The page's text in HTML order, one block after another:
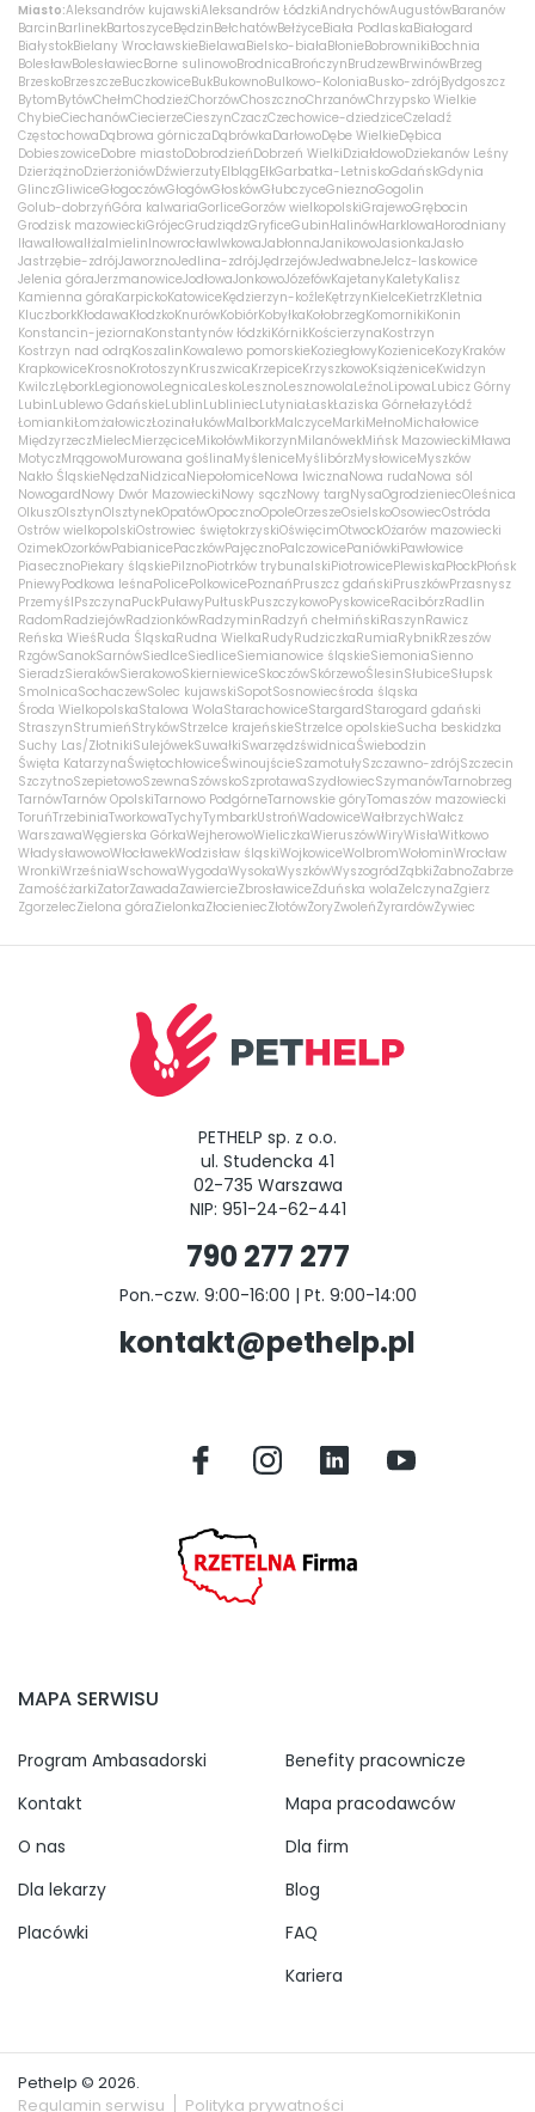
Miasto:Aleksandrów kujawskiAleksandrów ŁódzkiAndrychówAugustówBaranów
BarcinBarlinekBartoszyceBędzinBełchatówBełżyceBiała PodlaskaBiałogard
BiałystokBielany WrocławskieBielawaBielsko-białaBłonieBobrownikiBochnia
BolesławBolesławiecBorne sulinowoBrodnicaBrończynBrudzewBrwinówBrzeg
BrzeskoBrzeszczeBuczkowiceBukBukownoBulkowo-KoloniaBusko-zdrójBydgoszcz
BytomBytówChełmChodzieżChorzówChoszcznoChrzanówChrzypsko Wielkie
ChybieCiechanówCiecierzeCieszynCzaczCzechowice-dziedziceCzeladź
CzęstochowaDąbrowa górniczaDąbrówkaDarłowoDębe WielkieDębica
DobieszowiceDobre miastoDobrodzieńDobrzeń WielkiDziałdowoDziekanów Leśny
DzierżążnoDzierżoniówDźwierzutyElblągEłkGarbatka-LetniskoGdańskGdynia
GlinczGliwiceGłogoczówGłogówGłoskówGłubczyceGnieznoGogolin
Golub-dobrzyńGóra kalwariaGorliceGorzów wielkopolskiGrajewoGrębocin
Grodzisk mazowieckiGrójecGrudziądzGryficeGubinHalinówHarklowaHorodniany
IławaIłowaIłżaImielinInowrocławIwkowaJabłonnaJanikowoJasionkaJasło
Jastrzębie-zdrójJaworznoJedlina-zdrójJędrzejówJedwabneJelcz-laskowice
Jelenia góraJerzmanowiceJodłowaJonkowoJózefówKajetanyKaletyKalisz
Kamienna góraKarpickoKatowiceKędzierzyn-koźleKętrzynKielceKietrzKletnia
KluczborkKłodawaKłodzkoKnurówKobiórKobyłkaKołobrzegKomornikiKonin
Konstancin-jeziornaKonstantynów łódzkiKórnikKościerzynaKostrzyn
Kostrzyn nad odrąKoszalinKowalewo pomorskieKoziegłowyKozieniceKozyKraków
KrapkowiceKrosnoKrotoszynKruszwicaKrzepiceKrzyszkowoKsiążeniceKwidzyn
KwilczLęborkLegionowoLegnicaLeskoLesznoLesznowolaLeźnoLipowaLubicz Górny
LubinLublewo GdańskieLublinLubliniecLutyniaŁaskŁaziska GórnełazyŁódź
ŁomiankiŁomżałowiczŁozinałukówMalborkMalczyceMarkiMełnoMichałowice
MiędzyrzeczMielecMierzęciceMikołówMikorzynMilanówekMińsk MazowieckiMława
MotyczMrągowoMurowana goślinaMyśleniceMyślibórzMysłowiceMyszków
Nakło ŚląskieNędzaNidzicaNiepołomiceNowa IwicznaNowa rudaNowa sól
NowogardNowy Dwór MazowieckiNowy sączNowy targNysaOgrodzieniecOleśnica
OlkuszOlsztynOlsztynekOpatówOpocznoOpoleOrzeszeOsielskoOsowiecOstróda
Ostrów wielkopolskiOstrowiec świętokrzyskiOświęcimOtwockOżarów mazowiecki
OzimekOzorkówPabianicePaczkówPajęcznoPalczowicePaniówkiPawłowice
PiasecznoPiekary śląskiePilznoPiotrków trybunalskiPiotrowicePlewiskaPłockPłońsk
PniewyPodkowa leśnaPolicePolkowicePoznańPruszcz gdańskiPruszkówPrzasnysz
PrzemyślPszczynaPuckPuławyPułtuskPuszczykowoPyskowiceRacibórzRadlin
RadomRadziejówRadzionkówRadzyminRadzyń chełmińskiRaszynRawicz
Reńska WieśRuda ŚląskaRudna WielkaRudyRudziczkaRumiaRybnikRzeszów
RzgówSanokSarnówSiedlceSiedliceSiemianowice śląskieSiemoniaSienno
SieradzSierakówSierakowoSkierniewiceSkoczówSkórzewoŚlesinSłubiceSłupsk
SmolnicaSochaczewSolec kujawskiSopotSosnowiecśroda śląska
Środa WielkopolskaStalowa WolaStarachowiceStargardStarogard gdański
StraszynStrumieńStrykówStrzelce krajeńskieStrzelce opolskieSucha beskidzka
Suchy Las/ZłotnikiSulejówekSuwałkiSwarzędzświdnicaŚwiebodzin
Święta KatarzynaŚwiętochłowiceŚwinoujścieSzamotułySzczawno-zdrójSzczecin
SzczytnoSzepietowoSzewnaSzówskoSzprotawaSzydłowiecSzymanówTarnobrzeg
TarnówTarnów OpolskiTarnowo PodgórneTarnowskie góryTomaszów mazowiecki
ToruńTrzebiniaTworkowaTychyTymbarkUstrońWadowiceWałbrzychWałcz
WarszawaWęgierska GórkaWejherowoWieliczkaWieruszówWiryWisłaWitkowo
WładysławowoWłocławekWodzisław śląskiWojkowiceWolbromWołominWrocław
WronkiWrześniaWschowaWygodaWysokaWyszkówWyszogródZąbkiŻabnoZabrze
ZamośćżarkiZatorZawadaZawiercieZbrosławiceZduńska wolaZelczynaZgierz
ZgorzelecZielona góraZielonkaZłocieniecZłotówŻoryZwoleńŻyrardówŻywiec
PETHELP sp. z o.o.
ul. Studencka 41
02-735 Warszawa
NIP: 951-24-62-441
790 277 277
Pon.-czw. 9:00-16:00 | Pt. 9:00-14:00
kontakt@pethelp.pl
MAPA SERWISU
Program Ambasadorski
Kontakt
O nas
Dla lekarzy
Placówki
Benefity pracownicze
Mapa pracodawców
Dla firm
Blog
FAQ
Kariera
Pethelp © 2026.
Regulamin serwisu
Polityka prywatności